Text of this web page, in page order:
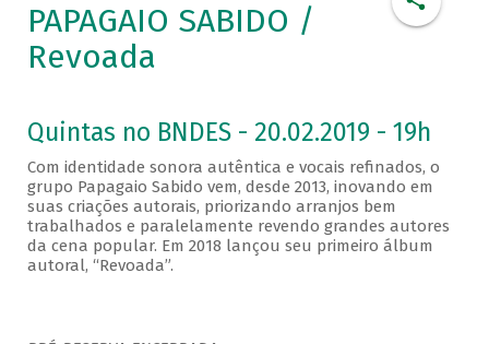
PAPAGAIO SABIDO /
Revoada
Quintas no BNDES - 20.02.2019 - 19h
Com identidade sonora autêntica e vocais refinados, o
grupo Papagaio Sabido vem, desde 2013, inovando em
suas criações autorais, priorizando arranjos bem
trabalhados e paralelamente revendo grandes autores
da cena popular. Em 2018 lançou seu primeiro álbum
autoral, “Revoada”.